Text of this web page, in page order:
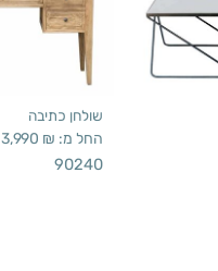
שולחן כתיבה
החל מ: 3,990 ₪
90240